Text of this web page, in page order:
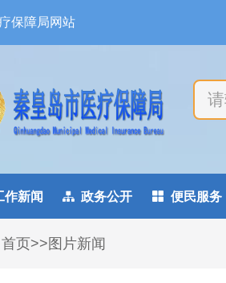
保障局网站
作新闻  政务公开  便民服务
首页>> 图片新闻